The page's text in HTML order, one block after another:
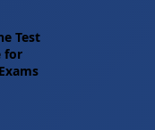
Test
for